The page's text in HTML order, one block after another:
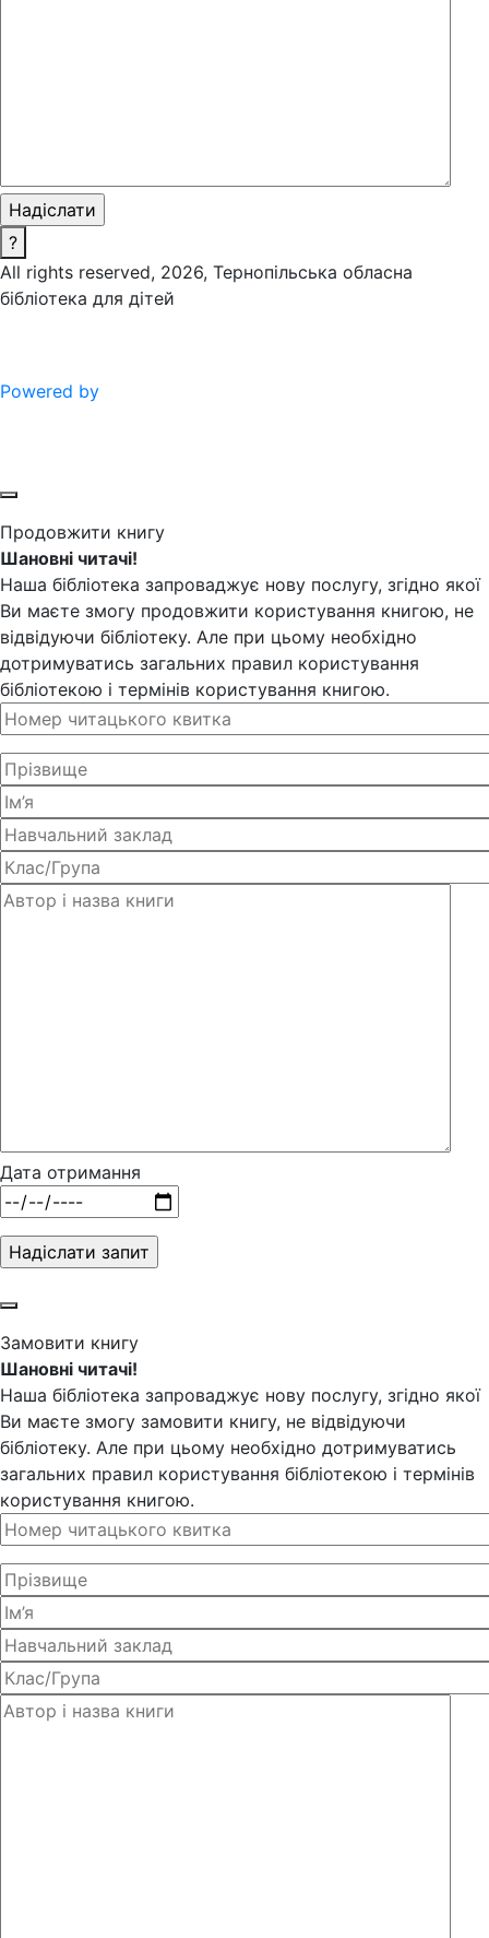
?
All rights reserved, 2026, Тернопільська обласна
бібліотека для дітей
Powered by
Продовжити книгу
Шановні читачі!
Наша бібліотека запроваджує нову послугу, згідно якої
Ви маєте змогу продовжити користування книгою, не
відвідуючи бібліотеку. Але при цьому необхідно
дотримуватись загальних правил користування
бібліотекою і термінів користування книгою.
Дата отримання
Замовити книгу
Шановні читачі!
Наша бібліотека запроваджує нову послугу, згідно якої
Ви маєте змогу замовити книгу, не відвідуючи
бібліотеку. Але при цьому необхідно дотримуватись
загальних правил користування бібліотекою і термінів
користування книгою.